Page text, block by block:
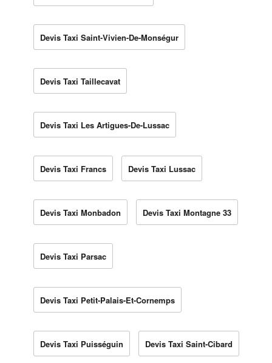
Devis Taxi Saint-Vivien-De-Monségur
Devis Taxi Taillecavat
Devis Taxi Les Artigues-De-Lussac
Devis Taxi Francs Devis Taxi Lussac
Devis Taxi Monbadon Devis Taxi Montagne 33
Devis Taxi Parsac
Devis Taxi Petit-Palais-Et-Cornemps
Devis Taxi Puisséguin Devis Taxi Saint-Cibard